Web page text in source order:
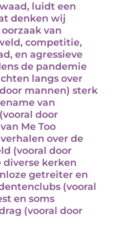
luidt een
denken wij
van
competitie,
en agressieve
de pandemie
langs over
mannen) sterk
van
door
Me Too
over de
(vooral door
kerken
getreiter en
(vooral
en soms
(vooral door